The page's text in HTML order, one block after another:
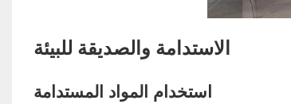
الاستدامة والصديقة للبيئة
استخدام المواد المستدامة